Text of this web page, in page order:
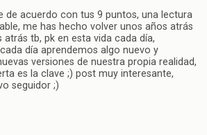
de acuerdo con tus 9 puntos, una lectura
me has hecho volver unos años atrás
atrás tb, pk en esta vida cada día,
día aprendemos algo nuevo y
versiones de nuestra propia realidad,
es la clave ;) post muy interesante,
seguidor ;)